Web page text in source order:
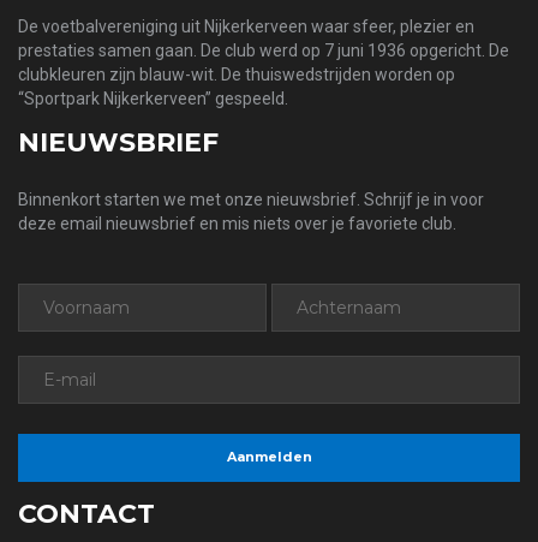
De voetbalvereniging uit Nijkerkerveen waar sfeer, plezier en
prestaties samen gaan. De club werd op 7 juni 1936 opgericht. De
clubkleuren zijn blauw-wit. De thuiswedstrijden worden op
“Sportpark Nijkerkerveen” gespeeld.
NIEUWSBRIEF
Binnenkort starten we met onze nieuwsbrief. Schrijf je in voor
deze email nieuwsbrief en mis niets over je favoriete club.
CONTACT